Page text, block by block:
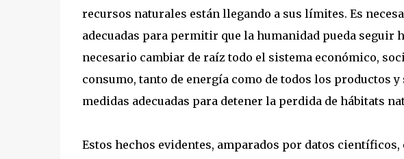
recursos naturales están llegando a sus límites. Es
adecuadas para permitir que la humanidad pueda seguir
necesario cambiar de raíz todo el sistema económico,
consumo, tanto de energía como de todos los productos
medidas adecuadas para detener la perdida de hábitats
Estos hechos evidentes, amparados por datos